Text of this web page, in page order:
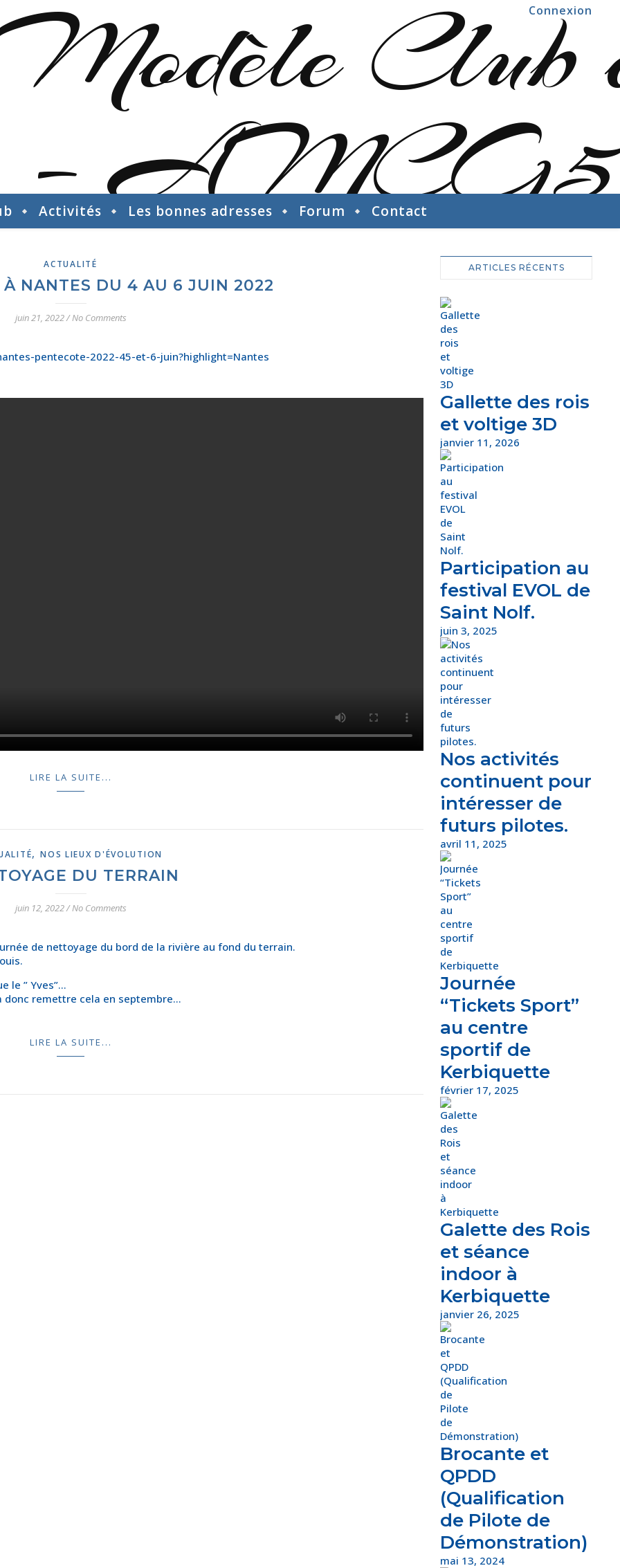
Connexion
Activités Les bonnes adresses Forum Contact
ACTUALITÉ
À NANTES DU 4 AU 6 JUIN 2022
juin 21, 2022/No Comments
pentecote-2022-45-et-6-juin?highlight=Nantes
LIRE LA SUITE...
,NOS LIEUX D'ÉVOLUTION
DU TERRAIN
juin 12, 2022/No Comments
de nettoyage du bord de la rivière au fond du terrain.
le ” Yves”…
donc remettre cela en septembre…
LIRE LA SUITE...
ARTICLES RÉCENTS
Gallette des rois
et voltige 3D
janvier 11, 2026
Participation au
festival EVOL de
Saint Nolf.
juin 3, 2025
Nos activités
continuent pour
intéresser de
futurs pilotes.
avril 11, 2025
Journée
“Tickets Sport”
au centre
sportif de
Kerbiquette
février 17, 2025
Galette des Rois
et séance
indoor à
Kerbiquette
janvier 26, 2025
Brocante et
QPDD
(Qualification
de Pilote de
Démonstration)
mai 13, 2024